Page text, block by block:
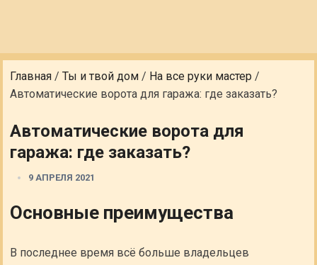
Главная /Ты и твой дом / На все руки мастер /
Автоматические ворота для гаража: где заказать?
Автоматические ворота для
гаража: где заказать?
9 АПРЕЛЯ 2021
Основные преимущества
В последнее время всё больше владельцев